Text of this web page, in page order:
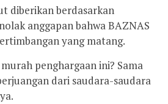
diberikan berdasarkan
anggapan bahwa BAZNAS
yang matang.
penghargaan ini? Sama
dari saudara-saudara